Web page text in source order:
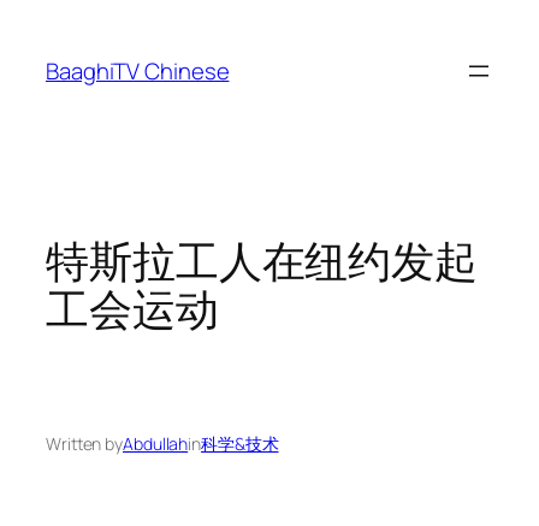
content
BaaghiTV Chinese
特斯拉工人在纽约发起
工会运动
Written byAbdullahin科学&技术